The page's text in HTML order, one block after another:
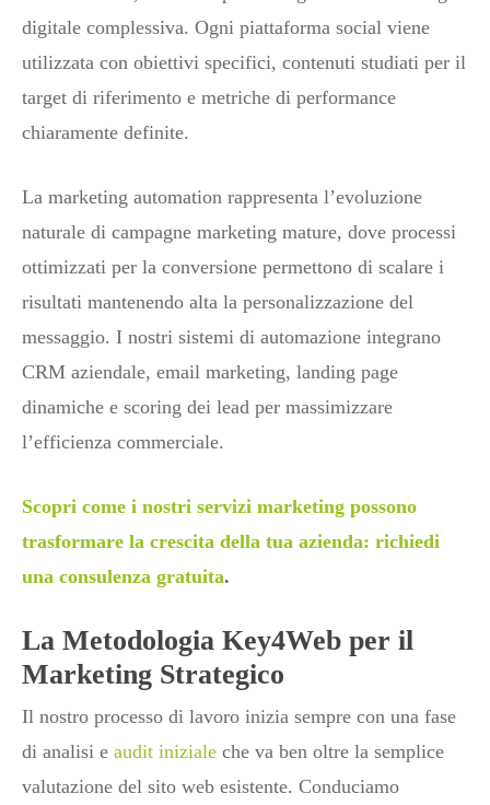
digitale complessiva. Ogni piattaforma social viene
utilizzata con obiettivi specifici, contenuti studiati per il
target di riferimento e metriche di performance
chiaramente definite.
La marketing automation rappresenta l’evoluzione
naturale di campagne marketing mature, dove processi
ottimizzati per la conversione permettono di scalare i
risultati mantenendo alta la personalizzazione del
messaggio. I nostri sistemi di automazione integrano
CRM aziendale, email marketing, landing page
dinamiche e scoring dei lead per massimizzare
l’efficienza commerciale.
Scopri come i nostri servizi marketing possono
trasformare la crescita della tua azienda: richiedi
una consulenza gratuita.
La Metodologia Key4Web per il
Marketing Strategico
Il nostro processo di lavoro inizia sempre con una fase
di analisi e audit inizialeche va ben oltre la semplice
valutazione del sito web esistente. Conduciamo